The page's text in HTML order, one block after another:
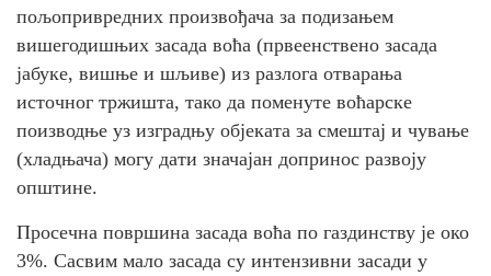
пољопривредних произвођача за подизањем
вишегодишњих засада воћа (првеенствено засада
јабуке, вишње и шљиве) из разлога отварања
источног тржишта, тако да поменуте воћарске
поизводње уз изградњу објеката за смештај и чување
(хладњача) могу дати значајан допринос развоју
општине.
Просечна површина засада воћа по газдинству је око
3%. Сасвим мало засада су интензивни засади у